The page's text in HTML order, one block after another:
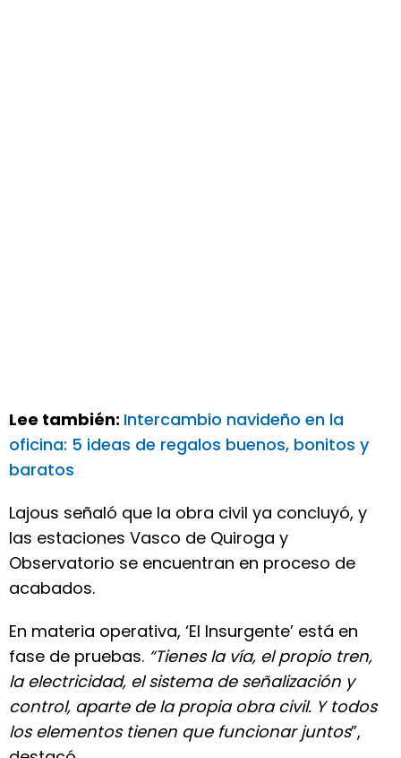
Lee también: Intercambio navideño en la
oficina: 5 ideas de regalos buenos, bonitos y
baratos
Lajous señaló que la obra civil ya concluyó, y
las estaciones Vasco de Quiroga y
Observatorio se encuentran en proceso de
acabados.
En materia operativa, ‘El Insurgente’ está en
fase de pruebas. “Tienes la vía, el propio tren,
la electricidad, el sistema de señalización y
control, aparte de la propia obra civil. Y todos
los elementos tienen que funcionar juntos”,